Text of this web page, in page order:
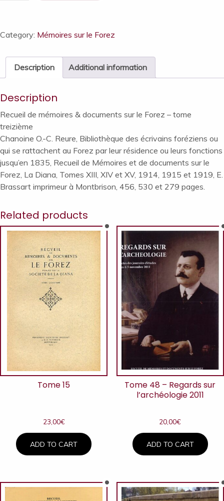
Category: Mémoires sur le Forez
Description Additional information
Description
Recueil de mémoires & documents sur le Forez – tome
treizième
Chanoine O.-C. Reure, Bibliothèque des écrivains foréziens ou
qui se rattachent au Forez par leur résidence ou leurs fonctions
jusqu’en 1835, Recueil de Mémoires et de documents sur le
Forez, La Diana, Tomes XIII, XIV et XV, 1914, 1915 et 1919, E.
Brassart imprimeur à Montbrison, 456, 530 et 279 pages.
Related products
Tome 15
23,00€
ADD TO CART
Tome 48 – Regards sur
l’archéologie 2011
20,00€
ADD TO CART